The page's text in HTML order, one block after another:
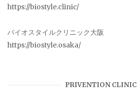
https://biostyle.clinic/
バイオスタイルクリニック大阪
https://biostyle.osaka/
PRIVENTION CLINIC